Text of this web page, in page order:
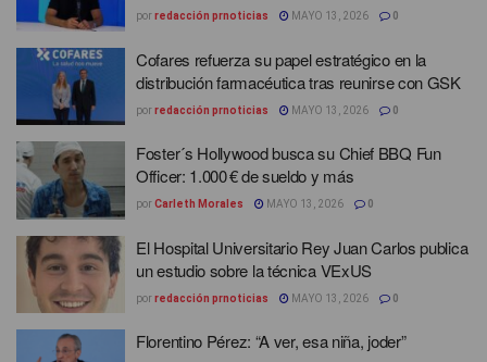
porredacción prnoticias MAYO 13, 2026 0
Cofares refuerza su papel estratégico en la
distribución farmacéutica tras reunirse con GSK
porredacción prnoticias MAYO 13, 2026 0
Foster´s Hollywood busca su Chief BBQ Fun
Officer: 1.000 € de sueldo y más
porCarleth Morales MAYO 13, 2026 0
El Hospital Universitario Rey Juan Carlos publica
un estudio sobre la técnica VExUS
porredacción prnoticias MAYO 13, 2026 0
Florentino Pérez: “A ver, esa niña, joder”